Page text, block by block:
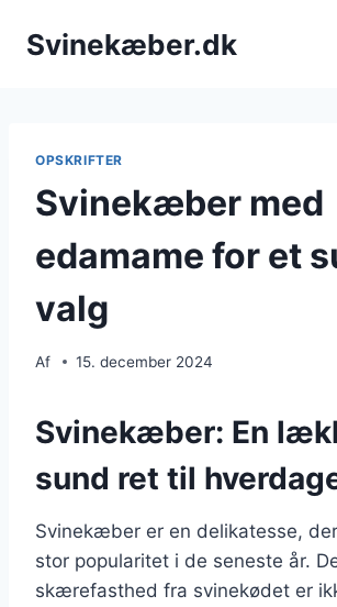
Svinekæber.dk
OPSKRIFTER
Svinekæber med
edamame for et
valg
Af 15. december 2024
Svinekæber: En
sund ret til
Svinekæber er en delikatesse,
stor popularitet i de seneste år.
skærefasthed fra svinekødet er